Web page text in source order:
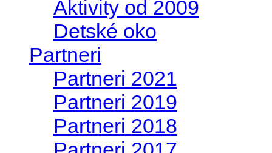
Aktivity od 2009
Detské oko
Partneri
Partneri 2021
Partneri 2019
Partneri 2018